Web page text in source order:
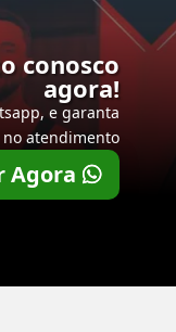
conosco
agora!
e garanta
atendimento
Agora